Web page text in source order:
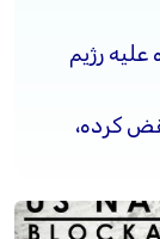
رژیم
کرده،